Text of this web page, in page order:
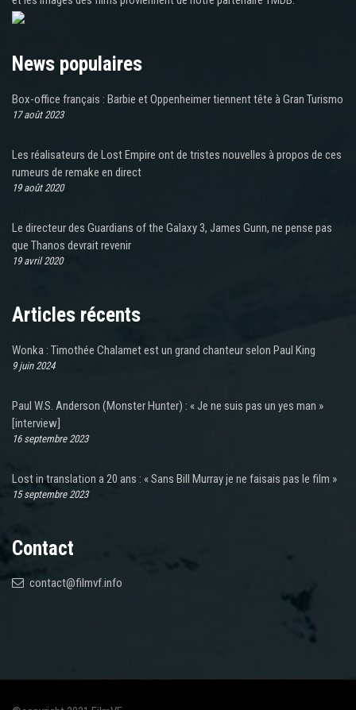
News populaires
Box-office français : Barbie et Oppenheimer tiennent tête à Gran Turismo
17 août 2023
Les réalisateurs de Lost Empire ont de tristes nouvelles à propos de ces
rumeurs de remake en direct
19 août 2020
Le directeur des Guardians of the Galaxy 3, James Gunn, ne pense pas
que Thanos devrait revenir
19 avril 2020
Articles récents
Wonka : Timothée Chalamet est un grand chanteur selon Paul King
9 juin 2024
Paul W.S. Anderson (Monster Hunter) : « Je ne suis pas un yes man »
[interview]
16 septembre 2023
Lost in translation a 20 ans : « Sans Bill Murray je ne faisais pas le film »
15 septembre 2023
Contact
contact@filmvf.info